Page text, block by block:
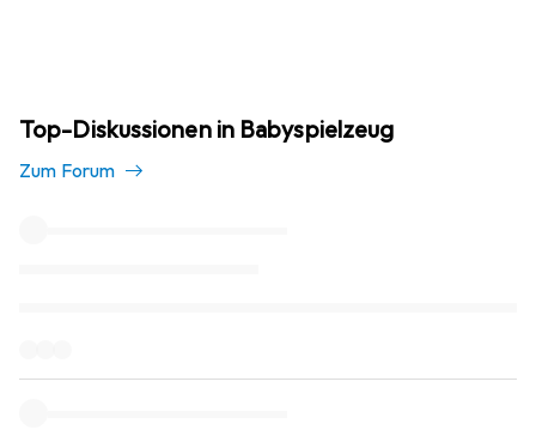
Top-Diskussionen in Babyspielzeug
Zum Forum